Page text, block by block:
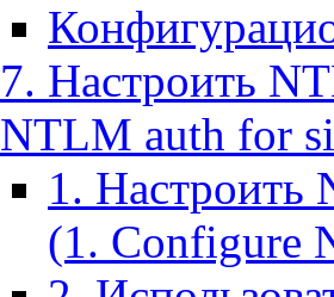
7. Настроить
NTLM auth for
1. Настроить
(1. Configure